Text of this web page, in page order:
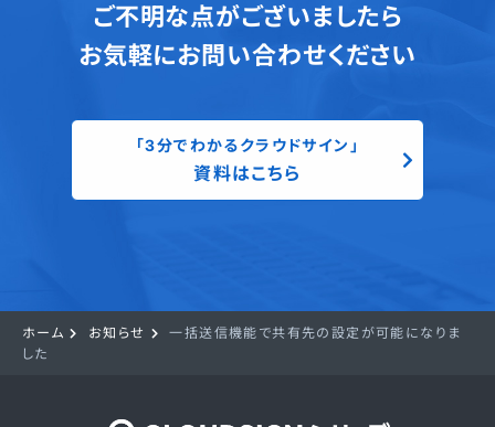
ご不明な点がございましたら
お気軽にお問い合わせください
「3分でわかるクラウドサイン」
資料はこちら
ホーム お知らせ
一括送信機能で共有先の設定が可能になりま
した